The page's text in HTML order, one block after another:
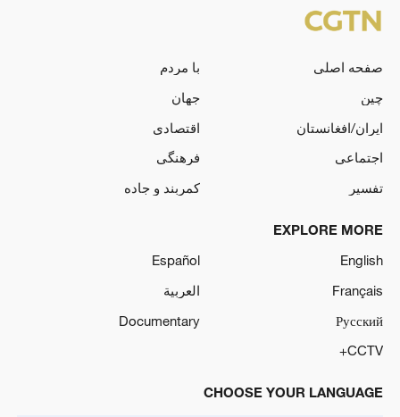
صفحه اصلی
با مردم
چین
جهان
ایران/افغانستان
اقتصادی
اجتماعی
فرهنگی
تفسیر
کمربند و جاده
EXPLORE MORE
English
Español
Français
العربية
Русский
Documentary
CCTV+
CHOOSE YOUR LANGUAGE